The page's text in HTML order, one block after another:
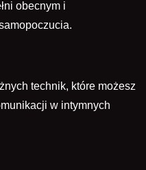
obecnym i
technik, które możesz
w intymnych